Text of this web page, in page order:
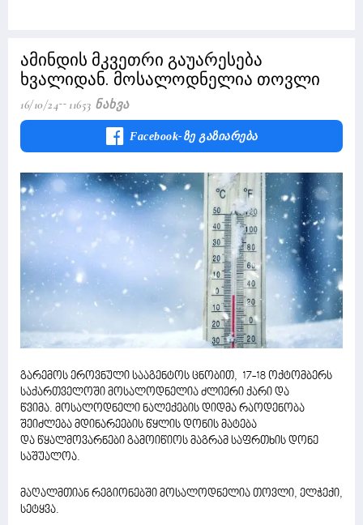
ამინდის მკვეთრი გაუარესება
ხვალიდან. მოსალოდნელია თოვლი
16/10/24 11653 Ნახვა
Facebook-Ზე Გაზიარება
გარემოს ეროვნული სააგენტოს ცნობით, 17-18 ოქტომბერს
საქართველოში მოსალოდნელია ძლიერი ქარი და
წვიმა. მოსალოდნელი ნალექების დიდმა რაოდენობა
შეიძლება მდინარეების წყლის დონის მატება
და წყალმოვარნები გამოიწიოს მაგრამ საფრთხის დონე
საშუალოა.
მაღალმთიან რეგიონებში მოსალოდნელია თოვლი, ელჭექი,
სეტყვა.